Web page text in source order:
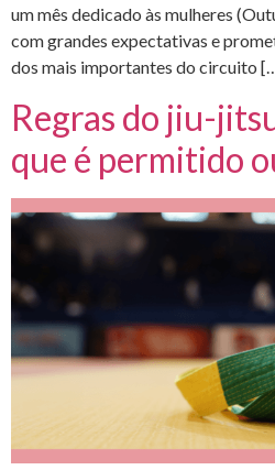
um mês dedicado às mulheres
com grandes expectativas e
dos mais importantes do circuito
Regras do jiu-
que é permitido